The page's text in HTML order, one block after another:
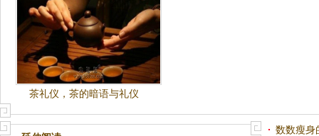
茶礼仪，茶的暗语与礼仪
数数瘦身